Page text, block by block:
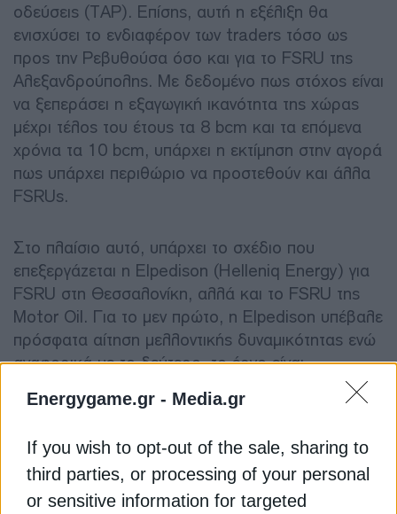
Energygame.gr - Media.gr
If you wish to opt-out of the sale, sharing to
third parties, or processing of your personal
or sensitive information for targeted
οδεύσεις (TAP). Επίσης, αυτή η εξέλιξη θα
ενισχύσει το ενδιαφέρον των traders τόσο ως
προς την Ρεβυθούσα όσο και για το FSRU της
Αλεξανδρούπολης. Με δεδομένο πως στόχος είναι
να ξεπεράσει η εξαγωγική ικανότητα της χώρας
μέχρι τέλος του έτους τα 8 bcm και τα επόμενα
χρόνια τα 10 bcm, υπάρχει η εκτίμηση στην αγορά
πως υπάρχει περιθώριο να προστεθούν και άλλα
FSRUs.
Στο πλαίσιο αυτό, υπάρχει το σχέδιο που
επεξεργάζεται η Elpedison (Helleniq Energy) για
FSRU στη Θεσσαλονίκη, αλλά και το FSRU της
Motor Oil. Για το μεν πρώτο, η Elpedison υπέβαλε
πρόσφατα αίτηση μελλοντικής δυναμικότητας ενώ
αναφορικά με το δεύτερο, το έργο είναι
αδειοδοτικά ώριμο. Πηγές της αγοράς αναφέρουν
στο energygame.gr, πως η Ρεβυθούσα και η
αεροποίησης, έχει όμως σημασία πώς θα
διαμορφωθεί η αγορά στην περιοχή των
Βαλκανίων. Οι ίδιες πηγές τονίζουν πως